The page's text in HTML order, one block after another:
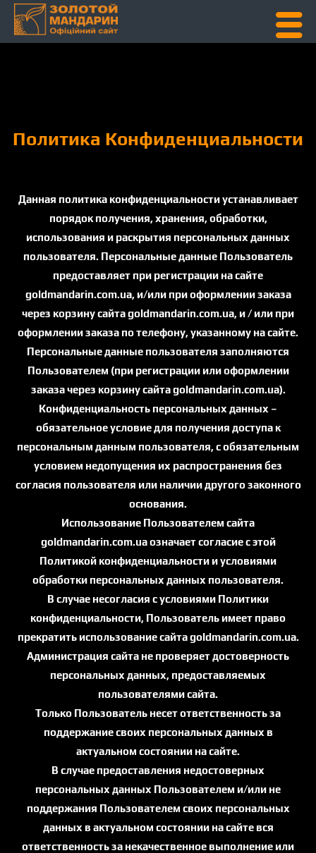
Политика Конфиденциальности
Данная политика конфиденциальности устанавливает
порядок получения, хранения, обработки,
использования и раскрытия персональных данных
пользователя. Персональные данные Пользователь
предоставляет при регистрации на сайте
goldmandarin.com.ua, и/или при оформлении заказа
через корзину сайта goldmandarin.com.ua, и / или при
оформлении заказа по телефону, указанному на сайте.
Персональные данные пользователя заполняются
Пользователем (при регистрации или оформлении
заказа через корзину сайта goldmandarin.com.ua).
Конфиденциальность персональных данных –
обязательное условие для получения доступа к
персональным данным пользователя, с обязательным
условием недопущения их распространения без
согласия пользователя или наличии другого законного
основания.
Использование Пользователем сайта
goldmandarin.com.ua означает согласие с этой
Политикой конфиденциальности и условиями
обработки персональных данных пользователя.
В случае несогласия с условиями Политики
конфиденциальности, Пользователь имеет право
прекратить использование сайта goldmandarin.com.ua.
Администрация сайта не проверяет достоверность
персональных данных, предоставляемых
пользователями сайта.
Только Пользователь несет ответственность за
поддержание своих персональных данных в
актуальном состоянии на сайте.
В случае предоставления недостоверных
персональных данных Пользователем и/или не
поддержания Пользователем своих персональных
данных в актуальном состоянии на сайте вся
ответственность за некачественное выполнение или